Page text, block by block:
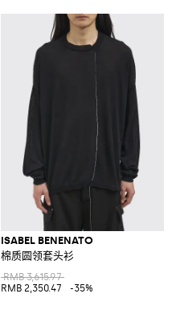
ISABEL BENENATO
棉质圆领套头衫
RMB 3,615.97
RMB 2,350.47
-35%